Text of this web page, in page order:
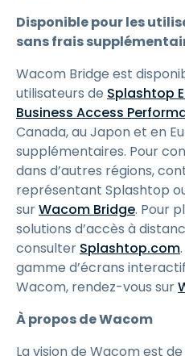
Disponible pour les
sans frais
Wacom Bridge est
utilisateurs de Splashtop
Business Access
Canada, au Japon et en
supplémentaires. Pour
dans d’autres régions,
représentant Splashtop
surWacom Bridge. Pour
solutions d’accès à
consulter Splashtop.com
gamme d’écrans
Wacom, rendez-vous sur
À propos de Wacom
La vision de Wacom est